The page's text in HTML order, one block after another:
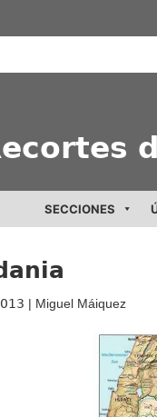
SECCIONES
| Miguel Máiquez